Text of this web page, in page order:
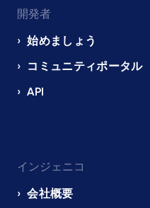
開発者
始めましょう
コミュニティポータル
API
インジェニコ
会社概要